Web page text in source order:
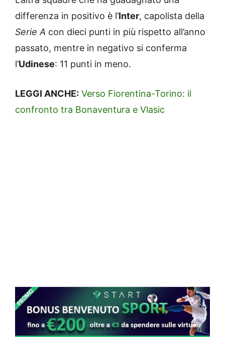
differenza in positivo è l’Inter, capolista della
Serie A con dieci punti in più rispetto all’anno
passato, mentre in negativo si conferma
l’Udinese: 11 punti in meno.
LEGGI ANCHE: Verso Fiorentina-Torino: il
confronto tra Bonaventura e Vlasic